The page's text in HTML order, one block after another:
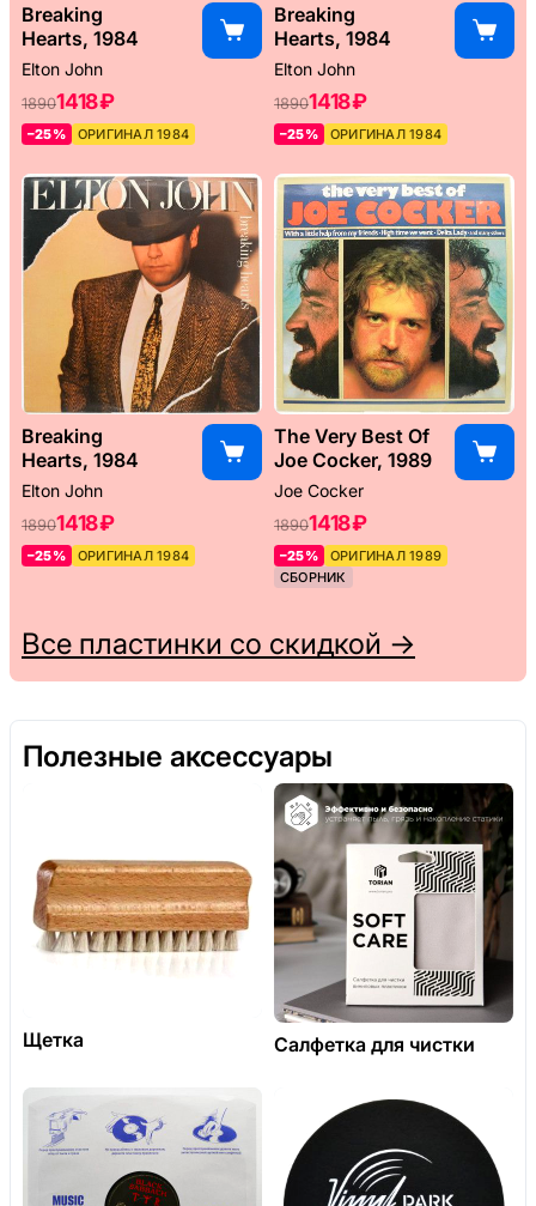
Breaking
Hearts, 1984
Elton John
18901418 ₽
–25% ОРИГИНАЛ 1984
Breaking
Hearts, 1984
Elton John
18901418 ₽
–25% ОРИГИНАЛ 1984
Breaking
Hearts, 1984
Elton John
18901418 ₽
–25% ОРИГИНАЛ 1984
The Very Best Of
Joe Cocker, 1989
Joe Cocker
18901418 ₽
–25%
ОРИГИНАЛ 1989
СБОРНИК
Все пластинки со скидкой →
Полезные аксессуары
Щетка Салфетка для чистки